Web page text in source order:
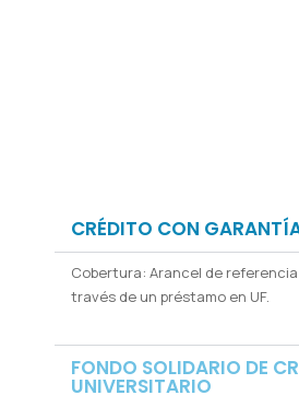
CRÉDITO CON
Cobertura: Arancel de
través de un préstamo en UF.
FONDO SOLIDARIO DE
UNIVERSITARIO